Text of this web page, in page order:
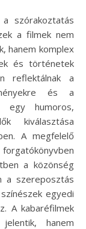
a filmek nem
hanem komplex
és történetek
reflektálnak a
és a
egy humoros,
kiválasztása
A megfelelő
a közönség
a szereposztás
egyedi
A kabaréfilmek
hanem